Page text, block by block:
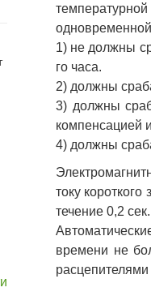
1) не должны
го часа.
2) должны
3) должны
компенсацией
4) должны
току
течение 0,2 сек.
времени не